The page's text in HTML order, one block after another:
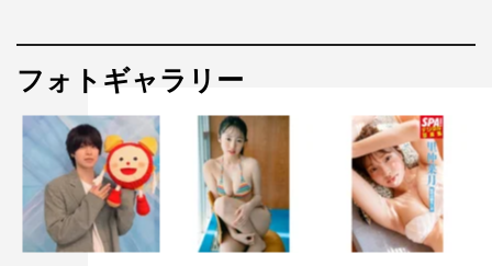
フォトギャラリー